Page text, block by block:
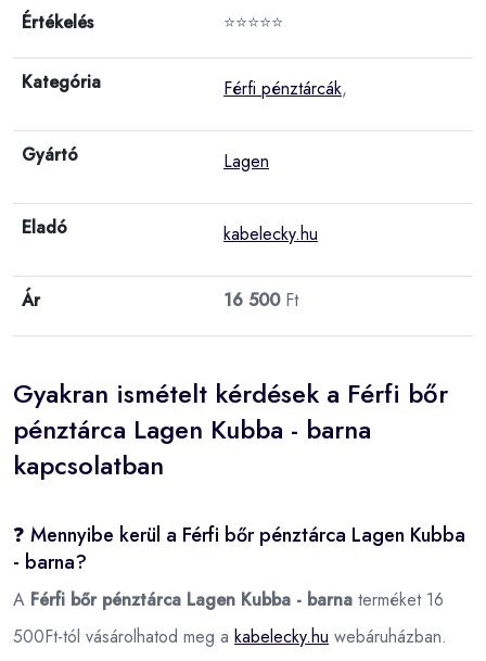
Értékelés ⭐⭐⭐⭐⭐
Kategória Férfi pénztárcák,
Gyártó Lagen
Eladó kabelecky.hu
Ár 16 500Ft
Gyakran ismételt kérdések a Férfi bőr
pénztárca Lagen Kubba - barna
kapcsolatban
❓ Mennyibe kerül a Férfi bőr pénztárca Lagen Kubba
- barna?
A Férfi bőr pénztárca Lagen Kubba - barna terméket 16
500Ft-tól vásárolhatod meg a kabelecky.hu webáruházban.